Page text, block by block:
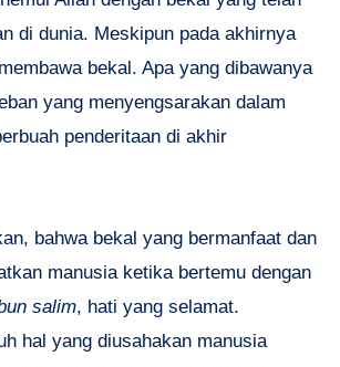
di dunia. Meskipun pada akhirnya
bekal. Apa yang dibawanya
yang menyengsarakan dalam
penderitaan di akhir
bahwa bekal yang bermanfaat dan
manusia ketika bertemu dengan
salim, hati yang selamat.
hal yang diusahakan manusia